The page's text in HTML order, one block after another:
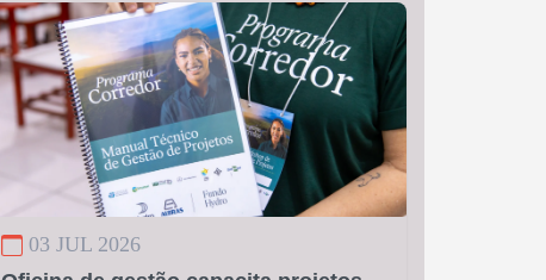
03 JUL 2026